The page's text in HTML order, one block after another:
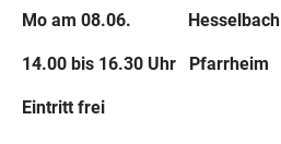
Mo am 08.06. Hesselbach
14.00 bis 16.30 Uhr Pfarrheim
Eintritt frei